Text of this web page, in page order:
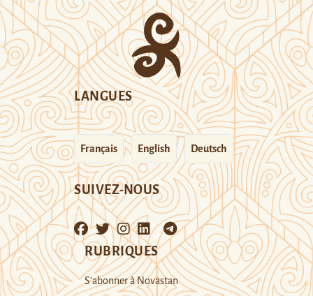
LANGUES
Français English Deutsch
SUIVEZ-NOUS
RUBRIQUES
S’abonner à Novastan